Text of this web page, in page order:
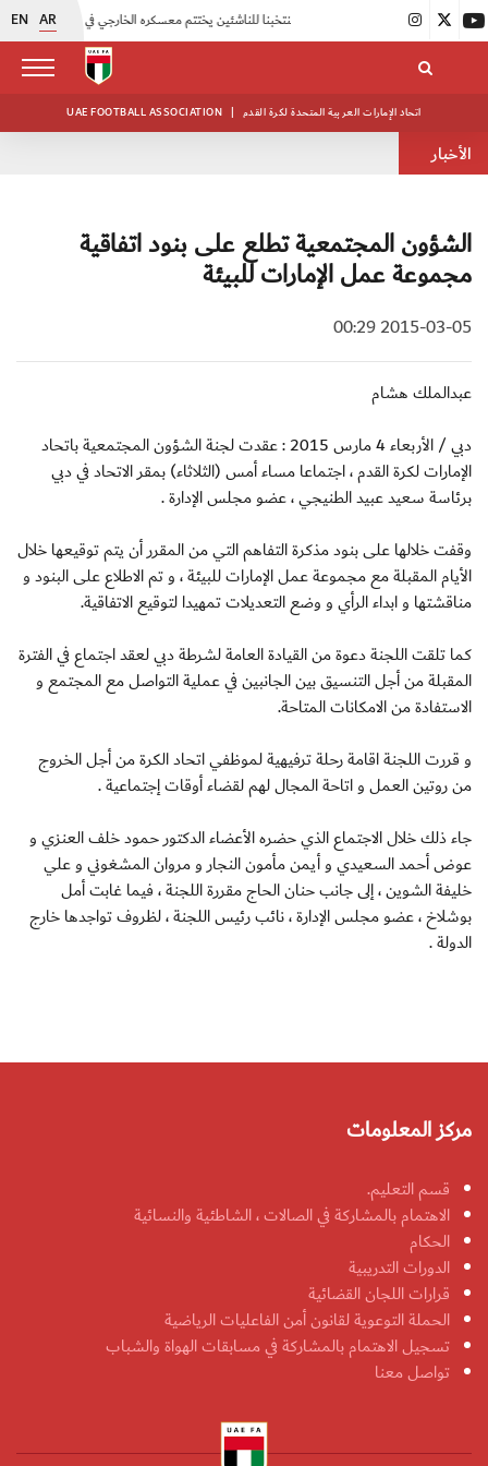
EN AR
اتحاد الكرة يُنظم ورشة عمل للمراقبين المعتمدين |
UAE FOOTBALL ASSOCIATION | اتحاد الإمارات العربية المتحدة لكرة القدم
الأخبار
الشؤون المجتمعية تطلع على بنود اتفاقية
مجموعة عمل الإمارات للبيئة
2015-03-05 00:29
عبدالملك هشام
دبي / الأربعاء 4 مارس 2015 : عقدت لجنة الشؤون المجتمعية باتحاد
الإمارات لكرة القدم ، اجتماعا مساء أمس (الثلاثاء) بمقر الاتحاد في دبي
برئاسة سعيد عبيد الطنيجي ، عضو مجلس الإدارة .
وقفت خلالها على بنود مذكرة التفاهم التي من المقرر أن يتم توقيعها خلال
الأيام المقبلة مع مجموعة عمل الإمارات للبيئة ، و تم الاطلاع على البنود و
مناقشتها و ابداء الرأي و وضع التعديلات تمهيدا لتوقيع الاتفاقية.
كما تلقت اللجنة دعوة من القيادة العامة لشرطة دبي لعقد اجتماع في الفترة
المقبلة من أجل التنسيق بين الجانبين في عملية التواصل مع المجتمع و
الاستفادة من الامكانات المتاحة.
و قررت اللجنة اقامة رحلة ترفيهية لموظفي اتحاد الكرة من أجل الخروج
من روتين العمل و اتاحة المجال لهم لقضاء أوقات إجتماعية .
جاء ذلك خلال الاجتماع الذي حضره الأعضاء الدكتور حمود خلف العنزي و
عوض أحمد السعيدي و أيمن مأمون النجار و مروان المشغوني و علي
خليفة الشوين ، إلى جانب حنان الحاج مقررة اللجنة ، فيما غابت أمل
بوشلاخ ، عضو مجلس الإدارة ، نائب رئيس اللجنة ، لظروف تواجدها خارج
الدولة .
مركز المعلومات
قسم التعليم.
الاهتمام بالمشاركة في الصالات ، الشاطئية والنسائية
الحكام
الدورات التدريبية
قرارات اللجان القضائية
الحملة التوعوية لقانون أمن الفاعليات الرياضية
تسجيل الاهتمام بالمشاركة في مسابقات الهواة والشباب
تواصل معنا